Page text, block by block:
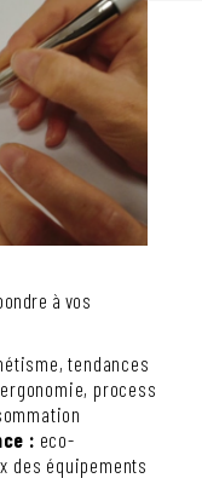
à vos
tendances
process
: eco-
des équipements